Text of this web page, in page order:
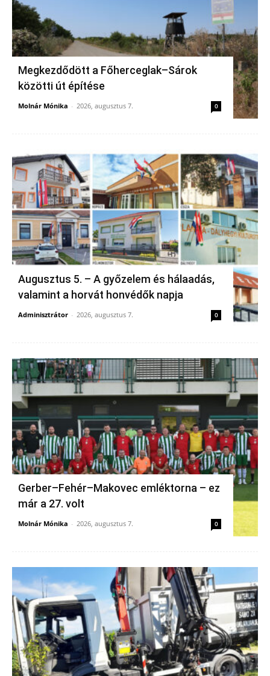
Megkezdődött a Főherceglak–Sárok
közötti út építése
Molnár Mónika - 2026, augusztus 7. 0
Augusztus 5. – A győzelem és hálaadás,
valamint a horvát honvédők napja
Adminisztrátor - 2026, augusztus 7. 0
Gerber–Fehér–Makovec emléktorna – ez
már a 27. volt
Molnár Mónika - 2026, augusztus 7. 0